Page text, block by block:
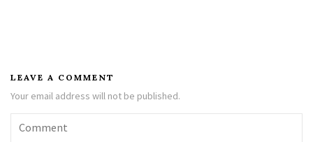
LEAVE A COMMENT
Your email address will not be published.